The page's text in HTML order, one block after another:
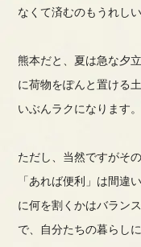
なくて済むのもうれしい
熊本だと、夏は急な夕
に荷物をぽんと置ける
いぶんラクになります。
ただし、当然ですがそ
「あれば便利」は間違
に何を割くかはバラン
で、自分たちの暮らし